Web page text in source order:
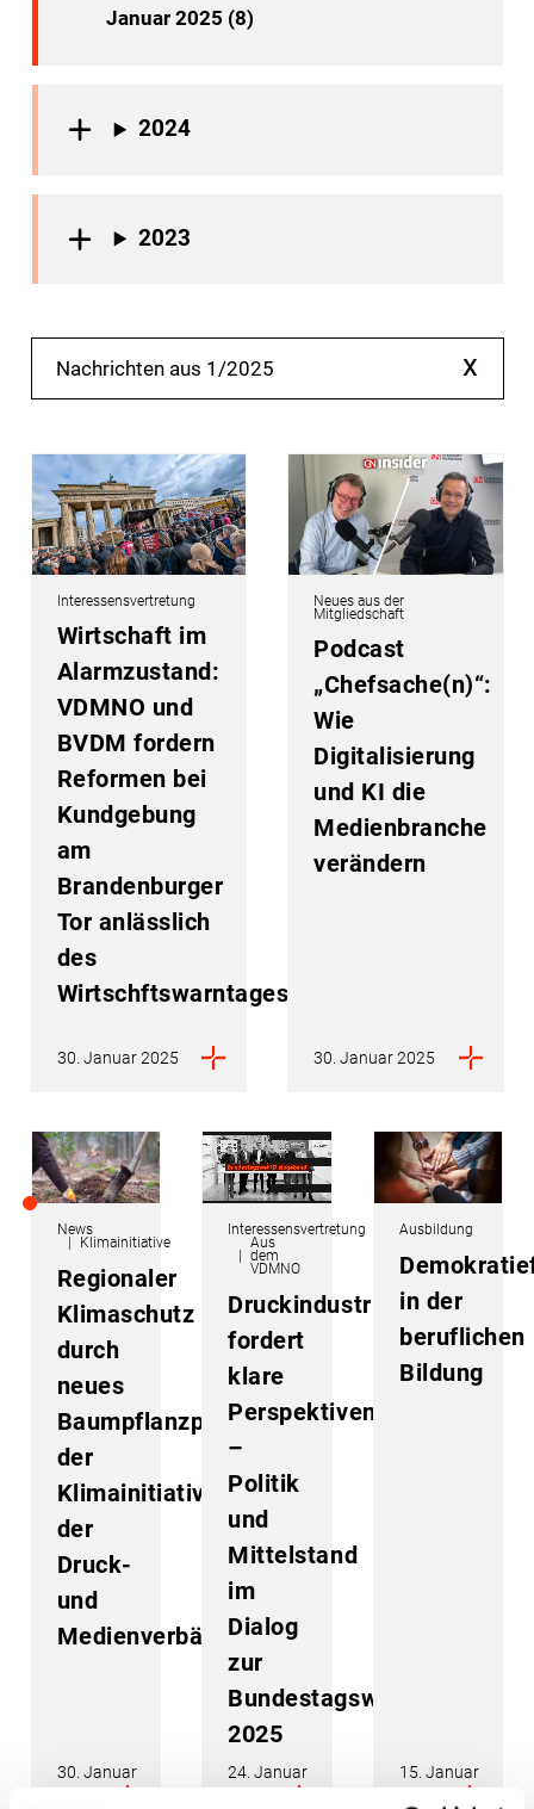
Januar 2025 (8)
2024
2023
Nachrichten aus 1/2025 x
Interessensvertretung
Wirtschaft im
Alarmzustand:
VDMNO und
BVDM fordern
Reformen bei
Kundgebung
am
Brandenburger
Tor anlässlich
des
Wirtschftswarntages
30. Januar 2025
Neues aus der
Mitgliedschaft
Podcast
„Chefsache(n)“:
Wie
Digitalisierung
und KI die
Medienbranche
verändern
30. Januar 2025
News
Klimainitiative
Regionaler
Klimaschutz
durch
neues
Baumpflanzprojekt
der
Klimainitiative
der
Druck-
und
Medienverbände
30. Januar
Interessensvertretung
Aus
dem
VDMNO
Druckindustrie
fordert
klare
Perspektiven
–
Politik
und
Mittelstand
im
Dialog
zur
Bundestagswahl
2025
24. Januar
Ausbildung
in der
beruflichen
Bildung
15. Januar